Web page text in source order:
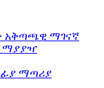
አቅጣጫዊ ማገናኛ
ማያያዣ
ማጣሪያ